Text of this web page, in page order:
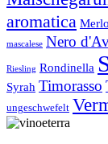
aromatica
mascalese Nero
Riesling Rondinella
Syrah Timorasso
ungeschwefelt